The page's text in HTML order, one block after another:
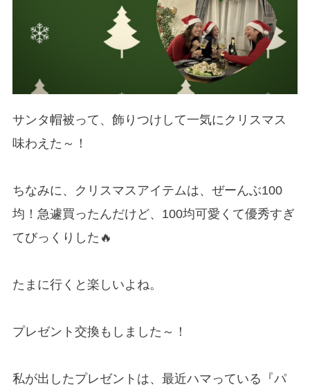
サンタ帽被って、飾りつけして一気にクリスマス
味わえた～！
ちなみに、クリスマスアイテムは、ぜーんぶ100
均！急遽買ったんだけど、100均可愛くて優秀すぎ
てびっくりした🔥
たまに行くと楽しいよね。
プレゼント交換もしました～！
私が出したプレゼントは、最近ハマっている『パ